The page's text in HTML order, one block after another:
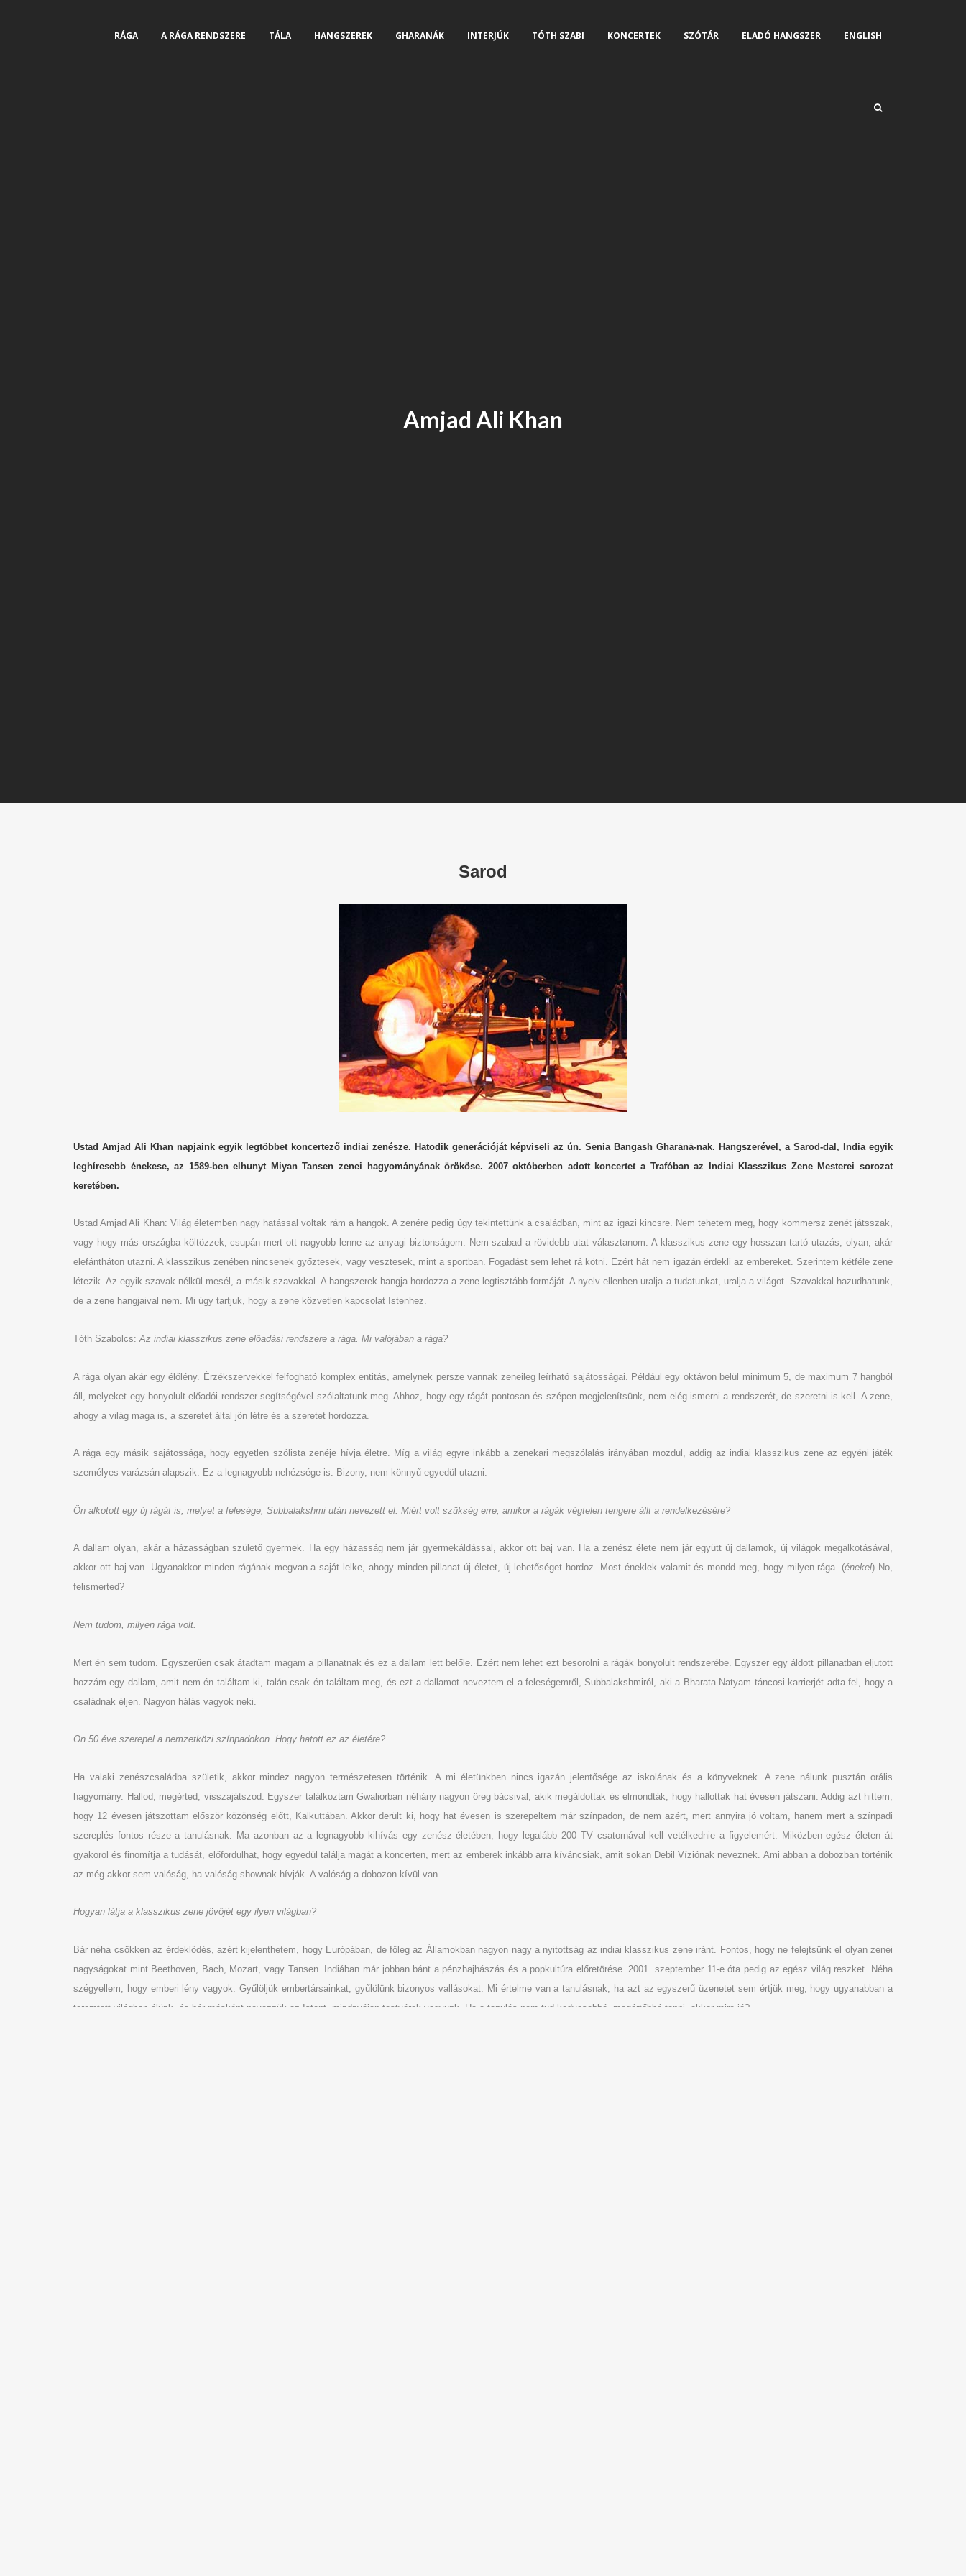
RÁGA A RÁGA RENDSZERE TÁLA HANGSZEREK GHARANÁK INTERJÚK TÓTH SZABI KONCERTEK SZÓTÁR ELADÓ HANGSZER ENGLISH
Amjad Ali Khan
Sarod
Ustad Amjad Ali Khan napjaink egyik legtöbbet koncertező indiai zenésze. Hatodik generációját képviseli az ún. Senia Bangash Gharānā-nak. Hangszerével, a Sarod-dal, India egyik
leghíresebb énekese, az 1589-ben elhunyt Miyan Tansen zenei hagyományának örököse. 2007 októberben adott koncertet a Trafóban az Indiai Klasszikus Zene Mesterei sorozat
keretében.
Ustad Amjad Ali Khan: Világ életemben nagy hatással voltak rám a hangok. A zenére pedig úgy tekintettünk a családban, mint az igazi kincsre. Nem tehetem meg, hogy kommersz zenét játsszak,
vagy hogy más országba költözzek, csupán mert ott nagyobb lenne az anyagi biztonságom. Nem szabad a rövidebb utat választanom. A klasszikus zene egy hosszan tartó utazás, olyan, akár
elefántháton utazni. A klasszikus zenében nincsenek győztesek, vagy vesztesek, mint a sportban. Fogadást sem lehet rá kötni. Ezért hát nem igazán érdekli az embereket. Szerintem kétféle zene
létezik. Az egyik szavak nélkül mesél, a másik szavakkal. A hangszerek hangja hordozza a zene legtisztább formáját. A nyelv ellenben uralja a tudatunkat, uralja a világot. Szavakkal hazudhatunk,
de a zene hangjaival nem. Mi úgy tartjuk, hogy a zene közvetlen kapcsolat Istenhez.
Tóth Szabolcs: Az indiai klasszikus zene előadási rendszere a rága. Mi valójában a rága?
A rága olyan akár egy élőlény. Érzékszervekkel felfogható komplex entitás, amelynek persze vannak zeneileg leírható sajátosságai. Például egy oktávon belül minimum 5, de maximum 7 hangból
áll, melyeket egy bonyolult előadói rendszer segítségével szólaltatunk meg. Ahhoz, hogy egy rágát pontosan és szépen megjelenítsünk, nem elég ismerni a rendszerét, de szeretni is kell. A zene,
ahogy a világ maga is, a szeretet által jön létre és a szeretet hordozza.
A rága egy másik sajátossága, hogy egyetlen szólista zenéje hívja életre. Míg a világ egyre inkább a zenekari megszólalás irányában mozdul, addig az indiai klasszikus zene az egyéni játék
személyes varázsán alapszik. Ez a legnagyobb nehézsége is. Bizony, nem könnyű egyedül utazni.
Ön alkotott egy új rágát is, melyet a felesége, Subbalakshmi után nevezett el. Miért volt szükség erre, amikor a rágák végtelen tengere állt a rendelkezésére?
A dallam olyan, akár a házasságban születő gyermek. Ha egy házasság nem jár gyermekáldással, akkor ott baj van. Ha a zenész élete nem jár együtt új dallamok, új világok megalkotásával,
akkor ott baj van. Ugyanakkor minden rágának megvan a saját lelke, ahogy minden pillanat új életet, új lehetőséget hordoz. Most éneklek valamit és mondd meg, hogy milyen rága. (énekel) No,
felismerted?
Nem tudom, milyen rága volt.
Mert én sem tudom. Egyszerűen csak átadtam magam a pillanatnak és ez a dallam lett belőle. Ezért nem lehet ezt besorolni a rágák bonyolult rendszerébe. Egyszer egy áldott pillanatban eljutott
hozzám egy dallam, amit nem én találtam ki, talán csak én találtam meg, és ezt a dallamot neveztem el a feleségemről, Subbalakshmiról, aki a Bharata Natyam táncosi karrierjét adta fel, hogy a
családnak éljen. Nagyon hálás vagyok neki.
Ön 50 éve szerepel a nemzetközi színpadokon. Hogy hatott ez az életére?
Ha valaki zenészcsaládba születik, akkor mindez nagyon természetesen történik. A mi életünkben nincs igazán jelentősége az iskolának és a könyveknek. A zene nálunk pusztán orális
hagyomány. Hallod, megérted, visszajátszod. Egyszer találkoztam Gwaliorban néhány nagyon öreg bácsival, akik megáldottak és elmondták, hogy hallottak hat évesen játszani. Addig azt hittem,
hogy 12 évesen játszottam először közönség előtt, Kalkuttában. Akkor derült ki, hogy hat évesen is szerepeltem már színpadon, de nem azért, mert annyira jó voltam, hanem mert a színpadi
szereplés fontos része a tanulásnak. Ma azonban az a legnagyobb kihívás egy zenész életében, hogy legalább 200 TV csatornával kell vetélkednie a figyelemért. Miközben egész életen át
gyakorol és finomítja a tudását, előfordulhat, hogy egyedül találja magát a koncerten, mert az emberek inkább arra kíváncsiak, amit sokan Debil Víziónak neveznek. Ami abban a dobozban történik
az még akkor sem valóság, ha valóság-shownak hívják. A valóság a dobozon kívül van.
Hogyan látja a klasszikus zene jövőjét egy ilyen világban?
Bár néha csökken az érdeklődés, azért kijelenthetem, hogy Európában, de főleg az Államokban nagyon nagy a nyitottság az indiai klasszikus zene iránt. Fontos, hogy ne felejtsünk el olyan zenei
nagyságokat mint Beethoven, Bach, Mozart, vagy Tansen. Indiában már jobban bánt a pénzhajhászás és a popkultúra előretörése. 2001. szeptember 11-e óta pedig az egész világ reszket. Néha
szégyellem, hogy emberi lény vagyok. Gyűlöljük embertársainkat, gyűlölünk bizonyos vallásokat. Mi értelme van a tanulásnak, ha azt az egyszerű üzenetet sem értjük meg, hogy ugyanabban a
teremtett világban élünk, és bár másként nevezzük az Istent, mindnyájan testvérek vagyunk. Ha a tanulás nem tud kedvesebbé, megértőbbé tenni, akkor mire jó?